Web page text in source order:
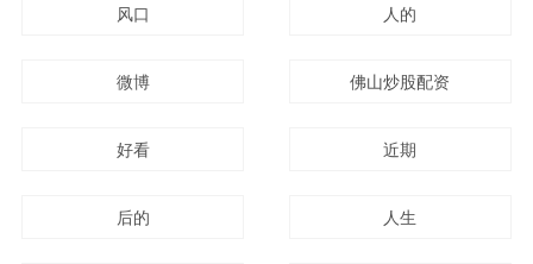
风口 人的
微博 佛山炒股配资
好看 近期
后的 人生